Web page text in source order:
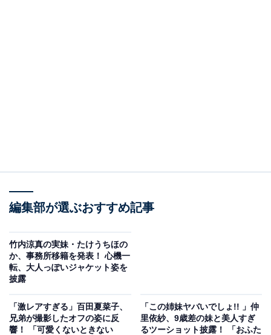
編集部が選ぶおすすめ記事
竹内涼真の実妹・たけうちほの
か、事務所移籍を発表！ 心機一
転、大人っぽいジャケット姿を
披露
「激レアすぎる」百田夏菜子、
兄弟が撮影したオフの姿に反
響！ 「可愛くないときない
「この姉妹ヤバいでしょ!! 」仲
里依紗、9歳差の妹と美人すぎ
るツーショット披露！ 「おふた